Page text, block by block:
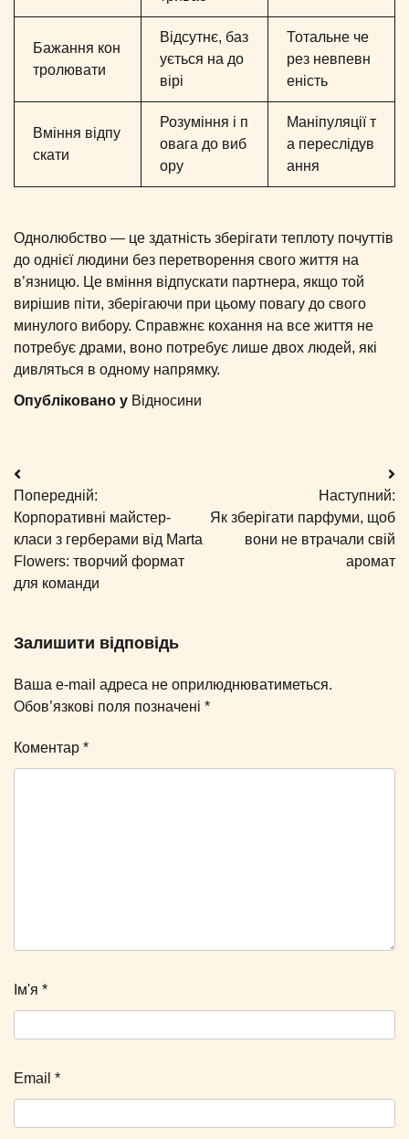
Бажання кон
тролювати
Відсутнє, баз
ується на до
вірі
Тотальне че
рез невпевн
еність
Вміння відпу
скати
Розуміння і п
овага до виб
ору
Маніпуляції т
а переслідув
ання
Однолюбство — це здатність зберігати теплоту почуттів
до однієї людини без перетворення свого життя на
в’язницю. Це вміння відпускати партнера, якщо той
вирішив піти, зберігаючи при цьому повагу до свого
минулого вибору. Справжнє кохання на все життя не
потребує драми, воно потребує лише двох людей, які
дивляться в одному напрямку.
Опубліковано у Відносини
Навігація
записів
Попередній:
Корпоративні майстер-
класи з герберами від Marta
Flowers: творчий формат
для команди
Наступний:
Як зберігати парфуми, щоб
вони не втрачали свій
аромат
Залишити відповідь
Ваша e-mail адреса не оприлюднюватиметься.
Обов’язкові поля позначені *
Коментар *
Ім'я *
Email *